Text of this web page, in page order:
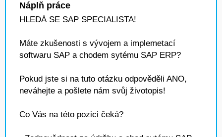
Náplň práce
HLEDÁ SE SAP SPECIALISTA!
Máte zkušenosti s vývojem a implemetací
softwaru SAP a chodem sytému SAP ERP?
Pokud jste si na tuto otázku odpověděli ANO,
neváhejte a pošlete nám svůj životopis!
Co Vás na této pozici čeká?